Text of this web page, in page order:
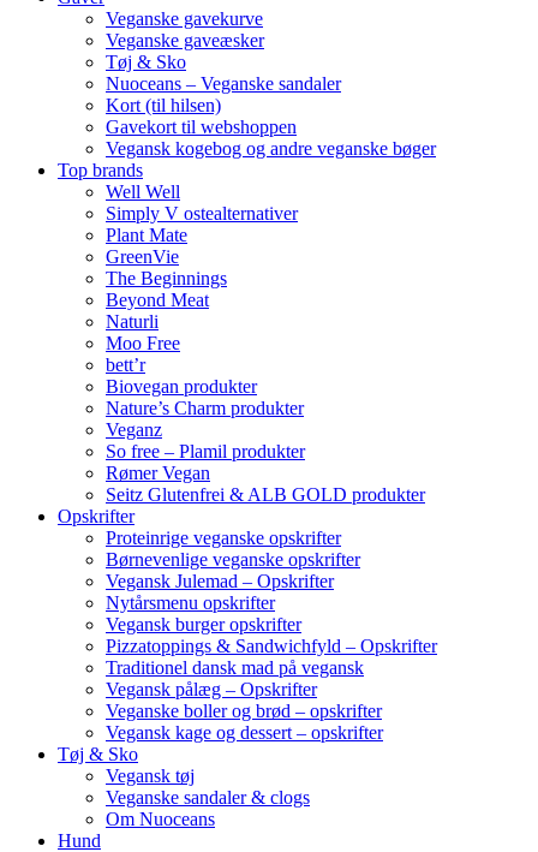
Veganske gavekurve
Veganske gaveæsker
Tøj & Sko
Nuoceans – Veganske sandaler
Kort (til hilsen)
Gavekort til webshoppen
Vegansk kogebog og andre veganske bøger
Top brands
Well Well
Simply V ostealternativer
Plant Mate
GreenVie
The Beginnings
Beyond Meat
Naturli
Moo Free
bett’r
Biovegan produkter
Nature’s Charm produkter
Veganz
So free – Plamil produkter
Rømer Vegan
Seitz Glutenfrei & ALB GOLD produkter
Opskrifter
Proteinrige veganske opskrifter
Børnevenlige veganske opskrifter
Vegansk Julemad – Opskrifter
Nytårsmenu opskrifter
Vegansk burger opskrifter
Pizzatoppings & Sandwichfyld – Opskrifter
Traditionel dansk mad på vegansk
Vegansk pålæg – Opskrifter
Veganske boller og brød – opskrifter
Vegansk kage og dessert – opskrifter
Tøj & Sko
Vegansk tøj
Veganske sandaler & clogs
Om Nuoceans
Hund